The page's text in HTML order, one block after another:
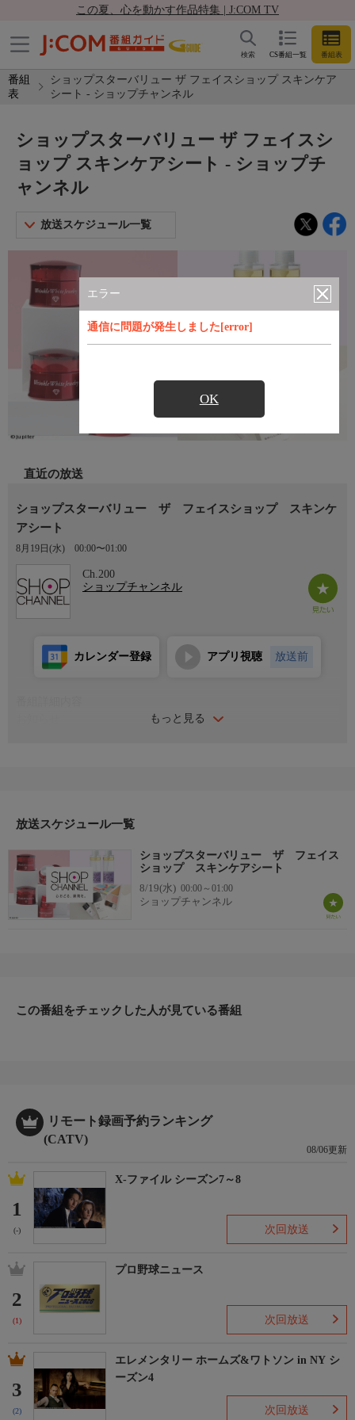
この夏、心を動かす作品特集 | J:COM TV
CS番組一覧 番組表
検索
番組
表
ショップスターバリュー ザ フェイスショップ スキンケア
シート - ショップチャンネル
エラー
通信に問題が発生しました[error]
OK
ショップスターバリュー ザ フェイスシ
ョップ スキンケアシート - ショップチ
ャンネル
放送スケジュール一覧
直近の放送
ショップスターバリュー ザ フェイスショップ スキンケ
アシート
8月19日(水) 00:00〜01:00
Ch.200
ショップチャンネル
もっと見る
カレンダー登録 アプリ視聴 放送前
ファッション、ビューティー、ホームグッズ、グルメなど、バイ
を生放送ならではの臨場感と一緒にお楽しみください。
＊ライブ放送につき、番組および商品内容に変更が生じる場合も
ございます。
放送スケジュール一覧
ショップスターバリュー ザ フェイス
ショップ スキンケアシート
8/19(水) 00:00～01:00
ショップチャンネル
この番組をチェックした人が見ている番組
リモート録画予約ランキング
(CATV)
08/06更新
1
(-)
X-ファイル シーズン7～8
次回放送
2
(1)
プロ野球ニュース
次回放送
3
(2)
エレメンタリー ホームズ&ワトソン in NY シ
ーズン4
次回放送